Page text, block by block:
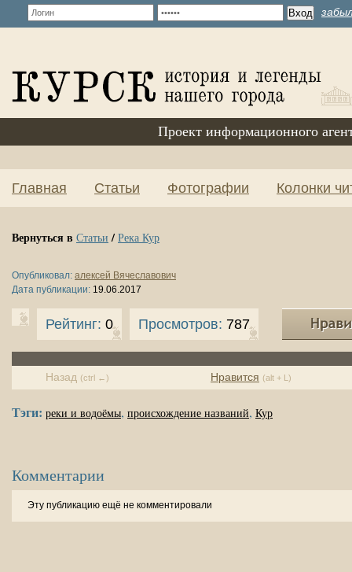
Проект информационного
Главная Статьи Фотографии Колонки
Вернуться в Статьи / Река Кур
Опубликовал: алексей Вячеславович
Дата публикации: 19.06.2017
Рейтинг: 0 Просмотров: 787
Нравится (alt + L)
Назад (ctrl ←)
Тэги: реки и водоёмы, происхождение названий, Кур
Комментарии
Эту публикацию ещё не комментировали